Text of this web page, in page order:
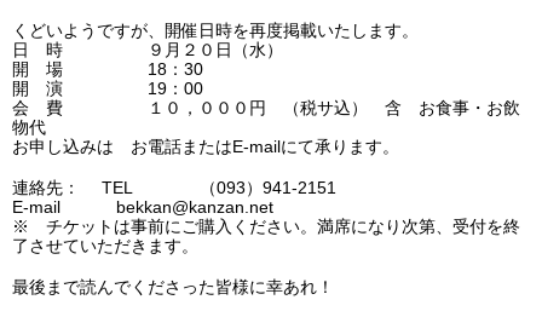
くどいようですが、開催日時を再度掲載いたします。
日 時 ９月２０日（水）
開 場 18：30
開 演 19：00
会 費 １０，０００円 （税サ込） 含 お食事・お飲
物代
お申し込みは お電話またはE-mailにて承ります。
連絡先： TEL （093）941-2151
E-mail bekkan@kanzan.net
※ チケットは事前にご購入ください。満席になり次第、受付を終
了させていただきます。
最後まで読んでくださった皆様に幸あれ！